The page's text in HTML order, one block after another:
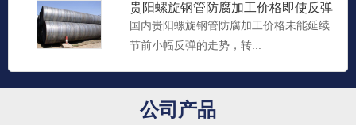
贵阳螺旋钢管防腐加工​价格即使反弹
国内贵阳螺旋钢管防腐加工​价格未能延续
节前小幅反弹的走势，转...
公司产品
贵州隧道用无缝钢管
贵州隧道用无缝钢管...